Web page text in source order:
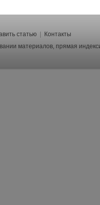
статью
Контакты
материалов, прямая